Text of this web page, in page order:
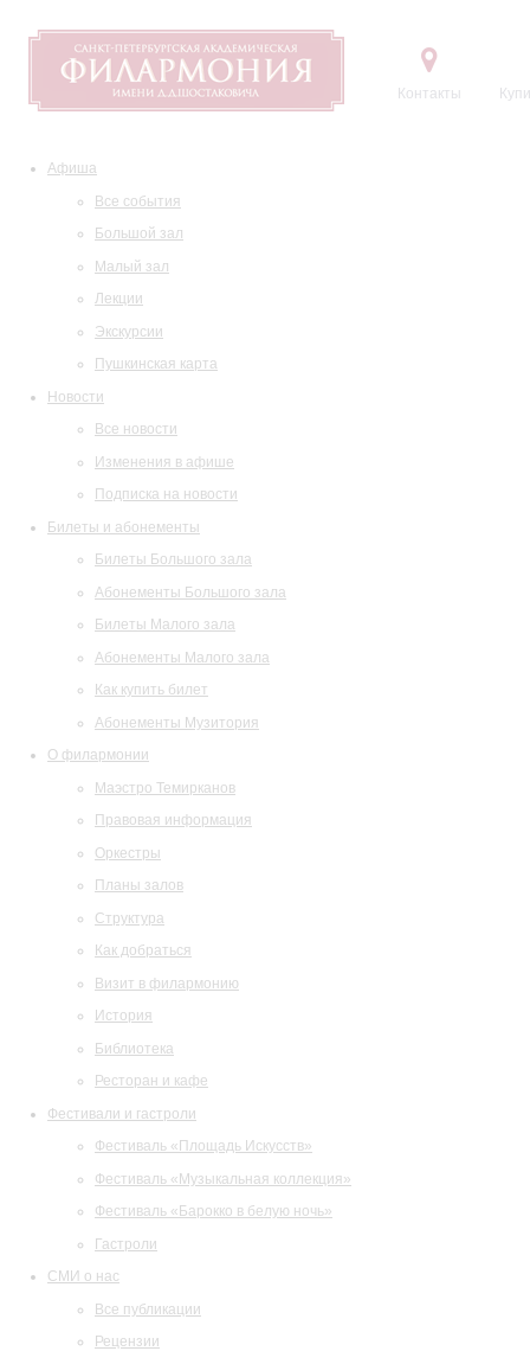
Контакты
Афиша
Все события
Большой зал
Малый зал
Лекции
Экскурсии
Пушкинская карта
Новости
Все новости
Изменения в афише
Подписка на новости
Билеты и абонементы
Билеты Большого зала
Абонементы Большого зала
Билеты Малого зала
Абонементы Малого зала
Как купить билет
Абонементы Музитория
О филармонии
Маэстро Темирканов
Правовая информация
Оркестры
Планы залов
Структура
Как добраться
Визит в филармонию
История
Библиотека
Ресторан и кафе
Фестивали и гастроли
Фестиваль «Площадь Искусств»
Фестиваль «Музыкальная коллекция»
Фестиваль «Барокко в белую ночь»
Гастроли
СМИ о нас
Все публикации
Рецензии